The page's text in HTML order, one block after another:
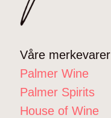
Våre merkevarer
Palmer Wine
Palmer Spirits
House of Wine